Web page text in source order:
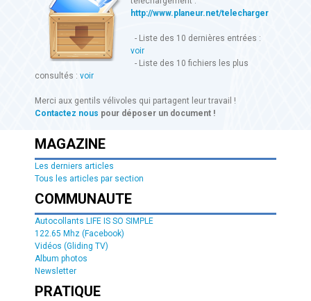
http://www.planeur.net/telecharger
- Liste des 10 dernières entrées :
voir
- Liste des 10 fichiers les plus
consultés : voir
Merci aux gentils vélivoles qui partagent leur travail !
Contactez nous pour déposer un document !
MAGAZINE
Les derniers articles
Tous les articles par section
COMMUNAUTE
Autocollants LIFE IS SO SIMPLE
122.65 Mhz (Facebook)
Vidéos (Gliding TV)
Album photos
Newsletter
PRATIQUE